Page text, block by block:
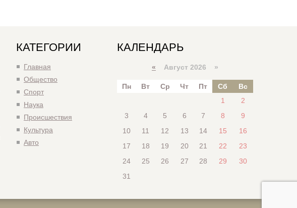
КАТЕГОРИИ
Главная
Общество
Спорт
Наука
Происшествия
Культура
Авто
КАЛЕНДАРЬ
« Август 2026 »
Пн Вт Ср Чт Пт Сб
Вс
1
2
3
4 5 6 7 8
9
10
11 12 13 14 15
16
17
18 19 20 21 22
23
24
25 26 27 28 29
30
31